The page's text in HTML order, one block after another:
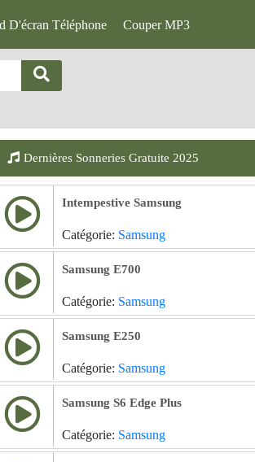
D'écran Téléphone Couper MP3
Dernières Sonneries Gratuite 2025
Intempestive Samsung
Catégorie: Samsung
Samsung E700
Catégorie: Samsung
Samsung E250
Catégorie: Samsung
Samsung S6 Edge Plus
Catégorie: Samsung